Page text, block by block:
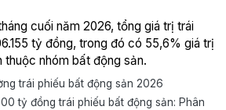
cuối năm 2026, tổng giá trị trái
tỷ đồng, trong đó có 55,6% giá trị
thuộc nhóm bất động sản.
trái phiếu bất động sản 2026
tỷ đồng trái phiếu bất động sản: Phân